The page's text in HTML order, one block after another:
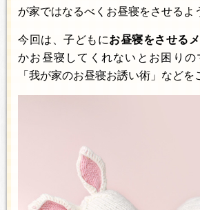
が家ではなるべくお昼寝をさせるよ
今回は、子どもにお昼寝をさせる
かお昼寝してくれないとお困りの
「我が家のお昼寝お誘い術」などを